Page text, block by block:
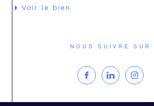
Voir le bien
NOUS SUIVRE SUR